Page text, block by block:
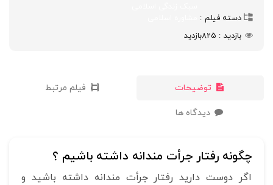
دسته فیلم
بازدید
825بازدید
توضیحات فیلم مرتبط
دیدگاه ها
چگونه رفتار جرأت مندانه داشته باشیم ؟
اگر دوست دارید رفتار جرأت مندانه داشته باشید و